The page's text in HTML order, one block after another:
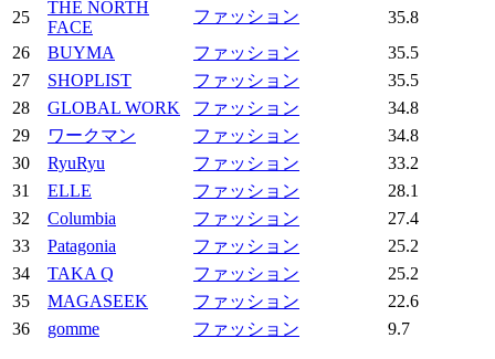
25
THE NORTH
FACE
ファッション
35.8
26
BUYMA ファッション
35.5
27
SHOPLIST ファッション
35.5
28
GLOBAL WORK ファッション
34.8
29
ワークマン ファッション
34.8
30
RyuRyu ファッション
33.2
31
ELLE ファッション
28.1
32
Columbia ファッション
27.4
33
Patagonia ファッション
25.2
34
TAKA Q ファッション
25.2
35
MAGASEEK ファッション
22.6
36
gomme ファッション 9.7